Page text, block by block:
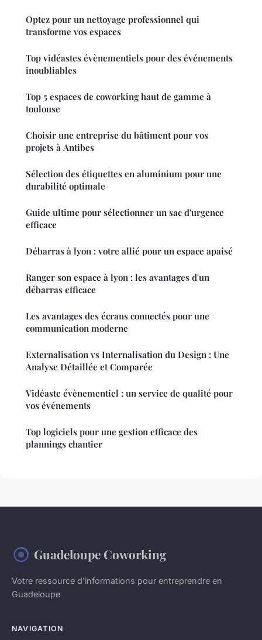
Optez pour un nettoyage professionnel qui
transforme vos espaces
Top vidéastes évènementiels pour des événements
inoubliables
Top 5 espaces de coworking haut de gamme à
toulouse
Choisir une entreprise du bâtiment pour vos
projets à Antibes
Sélection des étiquettes en aluminium pour une
durabilité optimale
Guide ultime pour sélectionner un sac d'urgence
efficace
Débarras à lyon : votre allié pour un espace apaisé
Ranger son espace à lyon : les avantages d'un
débarras efficace
Les avantages des écrans connectés pour une
communication moderne
Externalisation vs Internalisation du Design : Une
Analyse Détaillée et Comparée
Vidéaste évènementiel : un service de qualité pour
vos événements
Top logiciels pour une gestion efficace des
plannings chantier
Guadeloupe Coworking
Votre ressource d'informations pour entreprendre en
Guadeloupe
NAVIGATION